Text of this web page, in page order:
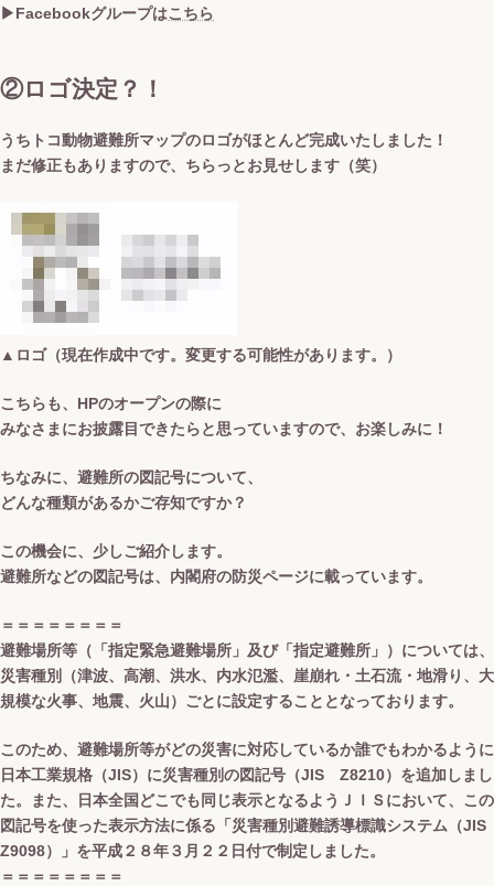
▶︎Facebookグループはこちら
②ロゴ決定？！
うちトコ動物避難所マップのロゴがほとんど完成いたしました！
まだ修正もありますので、ちらっとお見せします（笑）
▲ロゴ（現在作成中です。変更する可能性があります。）
こちらも、HPのオープンの際に
みなさまにお披露目できたらと思っていますので、お楽しみに！
ちなみに、 避難所の図記号について、
どんな種類があるかご存知ですか？
この機会に、少しご紹介します。
避難所などの図記号は、内閣府の防災ページに載っています。
＝＝＝＝＝＝＝＝
避難場所等（「指定緊急避難場所」及び「指定避難所」）については、
災害種別（津波、高潮、洪水、内水氾濫、崖崩れ・土石流・地滑り、大
規模な火事、地震、火山）ごとに設定することとなっております。
このため、避難場所等がどの災害に対応しているか誰でもわかるように
日本工業規格（JIS）に災害種別の図記号（JIS Z8210）を追加しまし
た。また、日本全国どこでも同じ表示となるようＪＩＳにおいて、この
図記号を使った表示方法に係る「災害種別避難誘導標識システム（JIS
Z9098）」を平成２８年３月２２日付で制定しました。
＝＝＝＝＝＝＝＝